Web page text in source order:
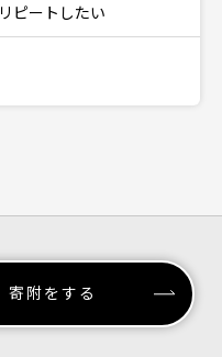
リピートしたい
寄附をする